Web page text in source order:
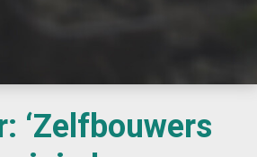
‘Zelfbouwers